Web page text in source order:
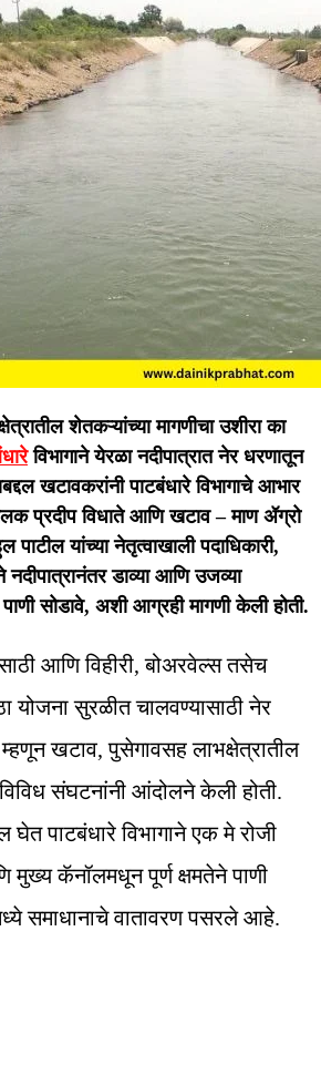
शेतकऱ्यांच्या मागणीचा उशीरा का
विभागाने येरळा नदीपात्रात नेर धरणातून
खटावकरांनी पाटबंधारे विभागाचे आभार
प्रदीप विधाते आणि खटाव – माण ॲग्रो
यांच्या नेतृत्वाखाली पदाधिकारी,
नदीपात्रानंतर डाव्या आणि उजव्या
सोडावे, अशी आग्रही मागणी केली होती.
आणि विहीरी, बोअरवेल्स तसेच
योजना सुरळीत चालवण्यासाठी नेर
खटाव, पुसेगावसह लाभक्षेत्रातील
संघटनांनी आंदोलने केली होती.
घेत पाटबंधारे विभागाने एक मे रोजी
मुख्य कॅनॉलमधून पूर्ण क्षमतेने पाणी
समाधानाचे वातावरण पसरले आहे.